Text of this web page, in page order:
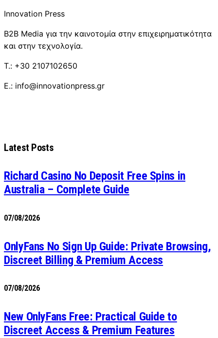
Innovation Press
B2B Media για την καινοτομία στην επιχειρηματικότητα
και στην τεχνολογία.
T.: +30 2107102650
E.: info@innovationpress.gr
Latest Posts
Richard Casino No Deposit Free Spins in
Australia – Complete Guide
07/08/2026
OnlyFans No Sign Up Guide: Private Browsing,
Discreet Billing & Premium Access
07/08/2026
New OnlyFans Free: Practical Guide to
Discreet Access & Premium Features